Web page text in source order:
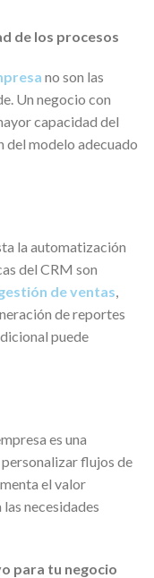
de los procesos
no son las
Un negocio con
capacidad del
del modelo adecuado
la automatización
del CRM son
de ventas
de reportes
puede
es una
flujos de
el valor
necesidades
para tu negocio